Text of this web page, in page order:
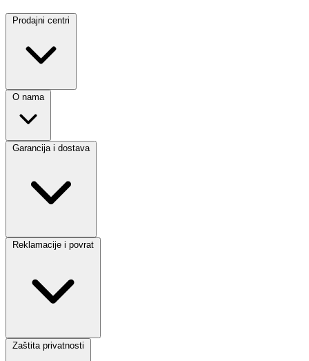
Prodajni centri
O nama
Garancija i dostava
Reklamacije i povrat
Zaštita privatnosti